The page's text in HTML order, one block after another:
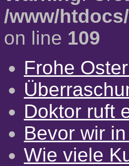
/www/
on line 109
Frohe
Doktor ruft
Bevor wir
Wie viele